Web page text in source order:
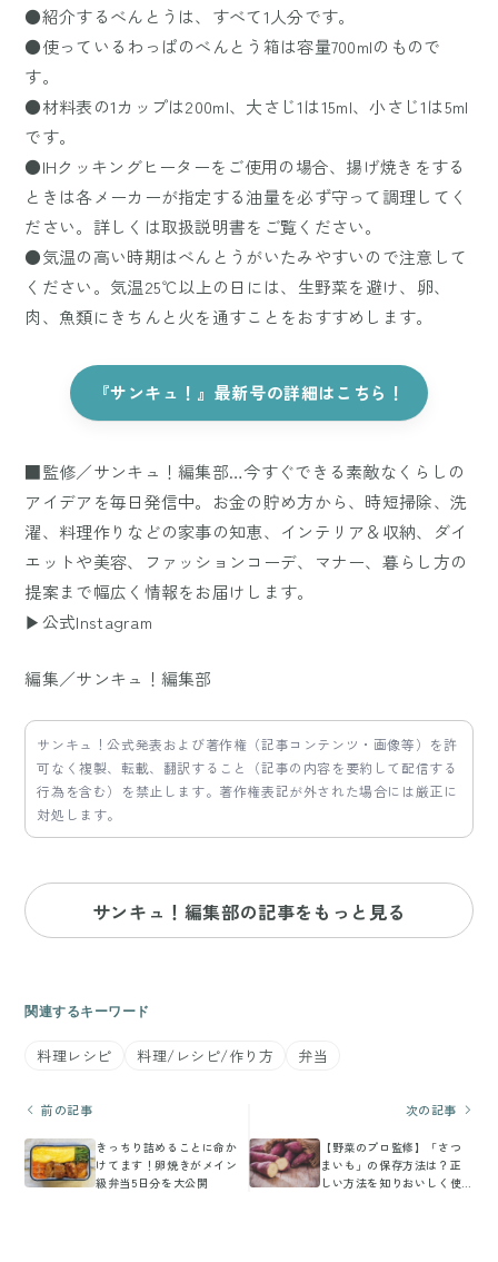
●紹介するべんとうは、すべて1人分です。
●使っているわっぱのべんとう箱は容量700mlのもので
す。
●材料表の1カップは200ml、大さじ1は15ml、小さじ1は5ml
です。
●IHクッキングヒーターをご使用の場合、揚げ焼きをする
ときは各メーカーが指定する油量を必ず守って調理してく
ださい。詳しくは取扱説明書をご覧ください。
●気温の高い時期はべんとうがいたみやすいので注意して
ください。気温25℃以上の日には、生野菜を避け、卵、
肉、魚類にきちんと火を通すことをおすすめします。
『サンキュ！』最新号の詳細はこちら！
■監修／サンキュ！編集部…今すぐできる素敵なくらしの
アイデアを毎日発信中。お金の貯め方から、時短掃除、洗
濯、料理作りなどの家事の知恵、インテリア＆収納、ダイ
エットや美容、ファッションコーデ、マナー、暮らし方の
提案まで幅広く情報をお届けします。
▶公式Instagram
編集／サンキュ！編集部
サンキュ！公式発表および著作権（記事コンテンツ・画像等）を許
可なく複製、転載、翻訳すること（記事の内容を要約して配信する
行為を含む）を禁止します。著作権表記が外された場合には厳正に
対処します。
サンキュ！編集部の記事をもっと見る
関連するキーワード
料理レシピ 料理/レシピ/作り方 弁当
前の記事
きっちり詰めることに命か
けてます！卵焼きがメイン
級弁当5日分を大公開
次の記事
【野菜のプロ監修】「さつ
まいも」の保存方法は？正
しい方法を知りおいしく使